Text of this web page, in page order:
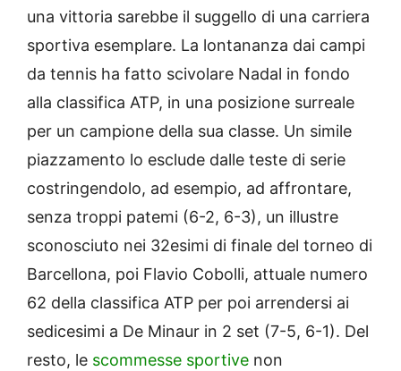
una vittoria sarebbe il suggello di una carriera
sportiva esemplare. La lontananza dai campi
da tennis ha fatto scivolare Nadal in fondo
alla classifica ATP, in una posizione surreale
per un campione della sua classe. Un simile
piazzamento lo esclude dalle teste di serie
costringendolo, ad esempio, ad affrontare,
senza troppi patemi (6-2, 6-3), un illustre
sconosciuto nei 32esimi di finale del torneo di
Barcellona, poi Flavio Cobolli, attuale numero
62 della classifica ATP per poi arrendersi ai
sedicesimi a De Minaur in 2 set (7-5, 6-1). Del
resto, le scommesse sportive non